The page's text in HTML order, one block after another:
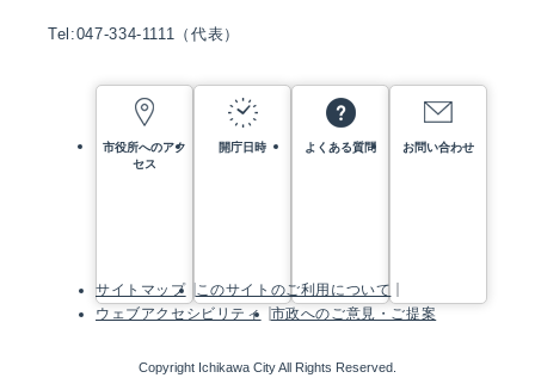
Tel:047-334-1111（代表）
市役所へのアク
セス
開庁日時 よくある質問 お問い合わせ
サイトマップ
このサイトのご利用について
ウェブアクセシビリティ
市政へのご意見・ご提案
Copyright Ichikawa City All Rights Reserved.